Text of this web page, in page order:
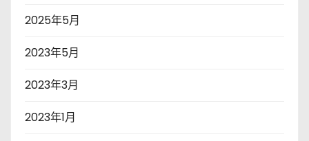
2025年5月
2023年5月
2023年3月
2023年1月